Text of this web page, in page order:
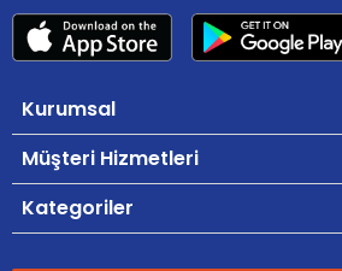
Kurumsal
Müşteri Hizmetleri
Kategoriler